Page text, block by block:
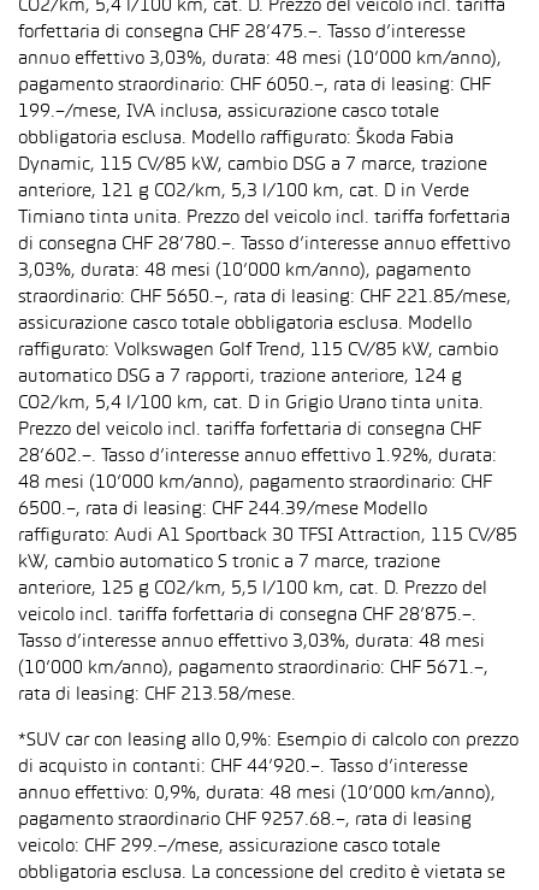
CO2/km, 5,4 l/100 km, cat. D. Prezzo del veicolo incl. tariffa
forfettaria di consegna CHF 28’475.–. Tasso d’interesse
annuo effettivo 3,03%, durata: 48 mesi (10’000 km/anno),
pagamento straordinario: CHF 6050.–, rata di leasing: CHF
199.–/mese, IVA inclusa, assicurazione casco totale
obbligatoria esclusa. Modello raffigurato: Škoda Fabia
Dynamic, 115 CV/85 kW, cambio DSG a 7 marce, trazione
anteriore, 121 g CO2/km, 5,3 l/100 km, cat. D in Verde
Timiano tinta unita. Prezzo del veicolo incl. tariffa forfettaria
di consegna CHF 28’780.–. Tasso d’interesse annuo effettivo
3,03%, durata: 48 mesi (10’000 km/anno), pagamento
straordinario: CHF 5650.–, rata di leasing: CHF 221.85/mese,
assicurazione casco totale obbligatoria esclusa. Modello
raffigurato: Volkswagen Golf Trend, 115 CV/85 kW, cambio
automatico DSG a 7 rapporti, trazione anteriore, 124 g
CO2/km, 5,4 l/100 km, cat. D in Grigio Urano tinta unita.
Prezzo del veicolo incl. tariffa forfettaria di consegna CHF
28’602.–. Tasso d’interesse annuo effettivo 1.92%, durata:
48 mesi (10’000 km/anno), pagamento straordinario: CHF
6500.–, rata di leasing: CHF 244.39/mese Modello
raffigurato: Audi A1 Sportback 30 TFSI Attraction, 115 CV/85
kW, cambio automatico S tronic a 7 marce, trazione
anteriore, 125 g CO2/km, 5,5 l/100 km, cat. D. Prezzo del
veicolo incl. tariffa forfettaria di consegna CHF 28’875.–.
Tasso d’interesse annuo effettivo 3,03%, durata: 48 mesi
(10’000 km/anno), pagamento straordinario: CHF 5671.–,
rata di leasing: CHF 213.58/mese.
*SUV car con leasing allo 0,9%: Esempio di calcolo con prezzo
di acquisto in contanti: CHF 44’920.–. Tasso d’interesse
annuo effettivo: 0,9%, durata: 48 mesi (10’000 km/anno),
pagamento straordinario CHF 9257.68.–, rata di leasing
veicolo: CHF 299.–/mese, assicurazione casco totale
obbligatoria esclusa. La concessione del credito è vietata se